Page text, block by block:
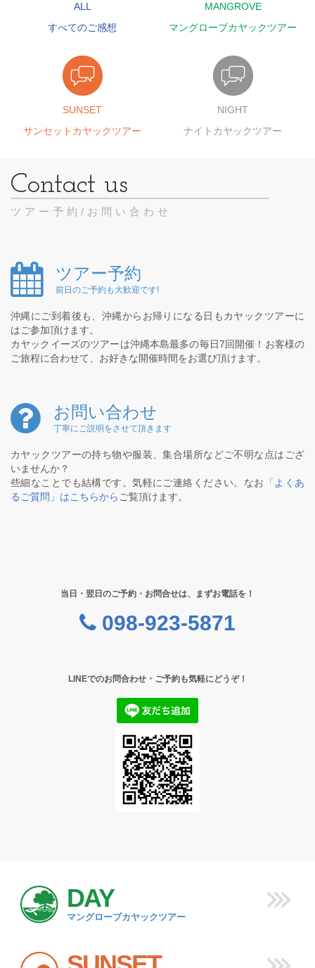
ALL
すべてのご感想
MANGROVE
マングローブカヤックツアー
SUNSET
サンセットカヤックツアー
NIGHT
ナイトカヤックツアー
ツアー予約/お問い合わせ
ツアー予約
前日のご予約も大歓迎です!
沖縄にご到着後も、沖縄からお帰りになる日もカヤックツアーに
はご参加頂けます。
カヤックイーズのツアーは沖縄本島最多の毎日7回開催！お客様の
ご旅程に合わせて、お好きな開催時間をお選び頂けます。
お問い合わせ
丁寧にご説明をさせて頂きます
カヤックツアーの持ち物や服装、集合場所などご不明な点はござ
いませんか？
些細なことでも結構です。気軽にご連絡ください。なお
「よくあ
るご質問」はこちらから ご覧頂けます。
当日・翌日のご予約・お問合せは、まずお電話を！
098-923-5871
LINEでのお問合わせ・ご予約も気軽にどうぞ！
DAY
マングローブカヤックツアー